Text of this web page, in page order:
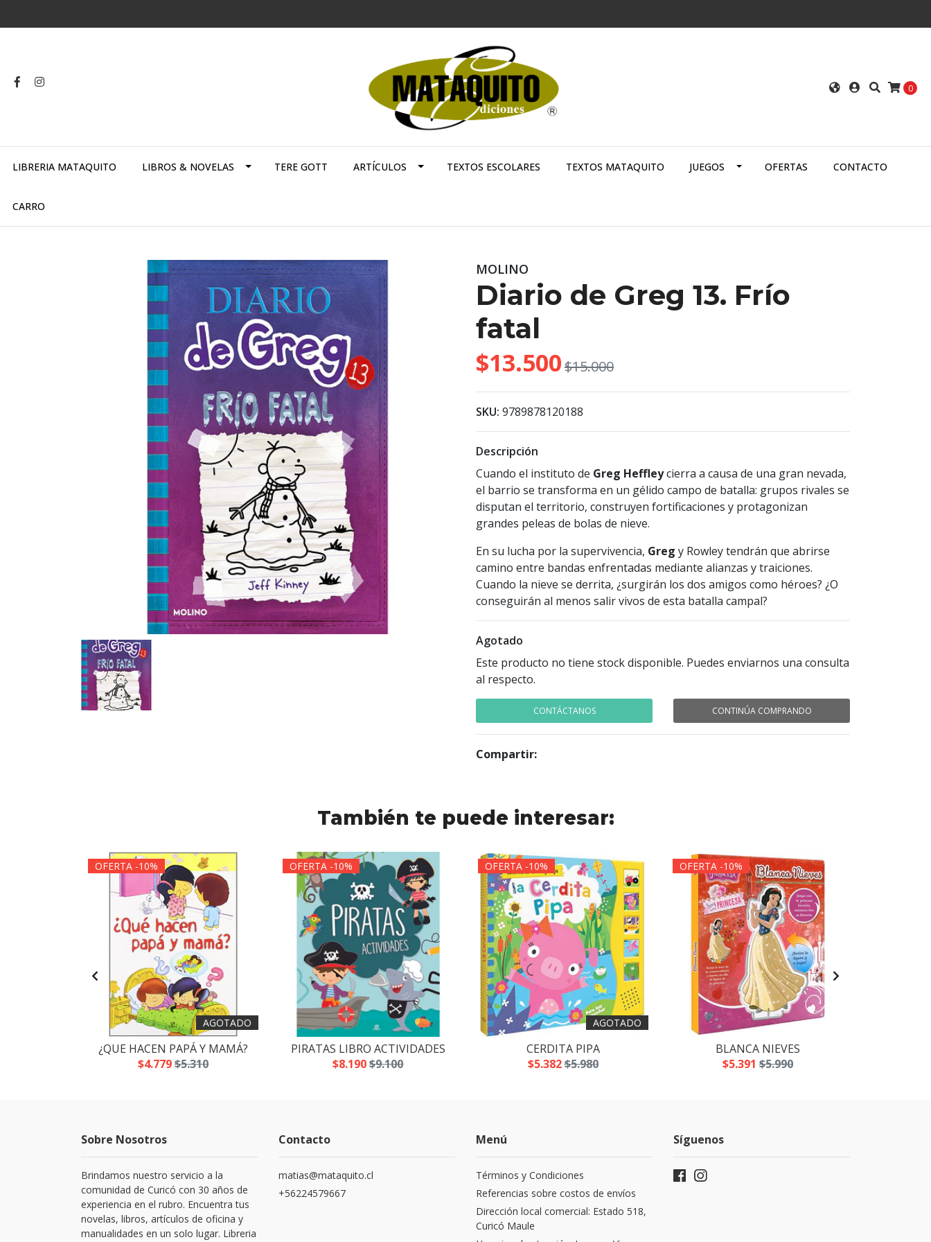
0
LIBRERIA MATAQUITO LIBROS & NOVELAS TERE GOTT ARTÍCULOS TEXTOS ESCOLARES TEXTOS MATAQUITO JUEGOS OFERTAS CONTACTO
CARRO
MOLINO
Diario de Greg 13. Frío
fatal
$13.500$15.000
SKU: 9789878120188
Descripción
Cuando el instituto de Greg Heffleycierra a causa de una gran nevada,
el barrio se transforma en un gélido campo de batalla: grupos rivales se
disputan el territorio, construyen fortificaciones y protagonizan
grandes peleas de bolas de nieve.
En su lucha por la supervivencia, Greg y Rowley tendrán que abrirse
camino entre bandas enfrentadas mediante alianzas y traiciones.
Cuando la nieve se derrita, ¿surgirán los dos amigos como héroes? ¿O
conseguirán al menos salir vivos de esta batalla campal?
Agotado
Este producto no tiene stock disponible. Puedes enviarnos una consulta
al respecto.
CONTÁCTANOS CONTINÚA COMPRANDO
Compartir:
También te puede interesar:
OFERTA -10%
AGOTADO
¿QUE HACEN PAPÁ Y MAMÁ?
$4.779$5.310
OFERTA -10%
PIRATAS LIBRO ACTIVIDADES
$8.190$9.100
OFERTA -10%
AGOTADO
CERDITA PIPA
$5.382$5.980
OFERTA -10%
BLANCA NIEVES
$5.391 $5.990
Sobre Nosotros
Brindamos nuestro servicio a la
comunidad de Curicó con 30 años de
experiencia en el rubro. Encuentra tus
novelas, libros, artículos de oficina y
manualidades en un solo lugar. Libreria
Contacto
matias@mataquito.cl
+56224579667
Menú
Términos y Condiciones
Referencias sobre costos de envíos
Dirección local comercial: Estado 518,
Curicó Maule
Síguenos